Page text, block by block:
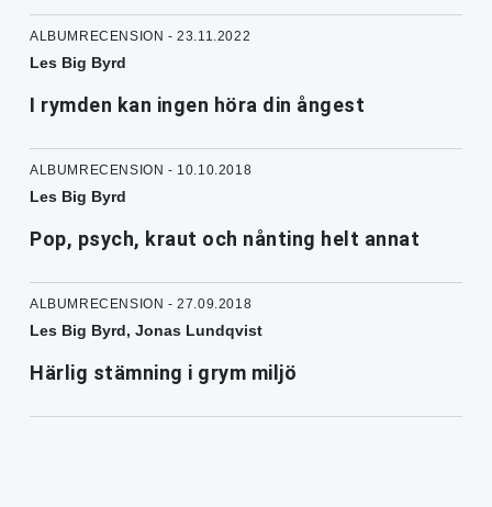
ALBUMRECENSION - 23.11.2022
Les Big Byrd
I rymden kan ingen höra din ångest
ALBUMRECENSION - 10.10.2018
Les Big Byrd
Pop, psych, kraut och nånting helt annat
ALBUMRECENSION - 27.09.2018
Les Big Byrd, Jonas Lundqvist
Härlig stämning i grym miljö